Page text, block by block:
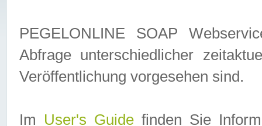
PEGELONLINE SOAP
Abfrage unterschiedlicher
Veröffentlichung vorgesehen sind.
Im User's Guidefinden Sie